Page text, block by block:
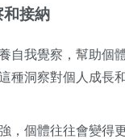
和接納
自我覺察，幫助個
種洞察對個人成長
，個體往往會變得